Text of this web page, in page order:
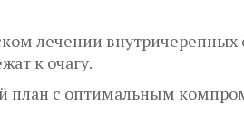
лечении внутричерепных
к очагу.
план с оптимальным